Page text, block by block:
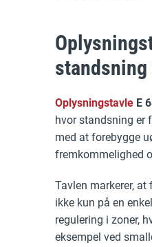
Oplysningstavle E
hvor standsning er
med at forebygge
fremkommelighed
Tavlen markerer,
ikke kun på en
regulering i zoner,
eksempel ved